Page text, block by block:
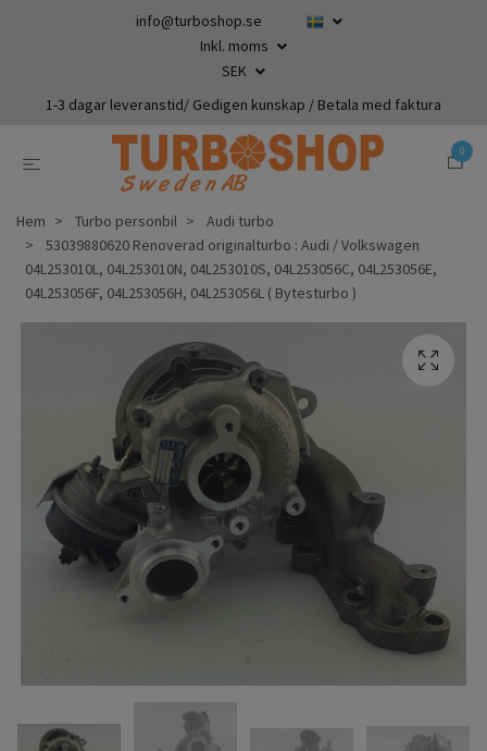
info@turboshop.se
Inkl. moms
SEK
1-3 dagar leveranstid/ Gedigen kunskap / Betala med faktura
0
Hem Turbo personbil
Audi turbo
53039880620 Renoverad originalturbo : Audi / Volkswagen
04L253010L, 04L253010N, 04L253010S, 04L253056C, 04L253056E,
04L253056F, 04L253056H, 04L253056L ( Bytesturbo )